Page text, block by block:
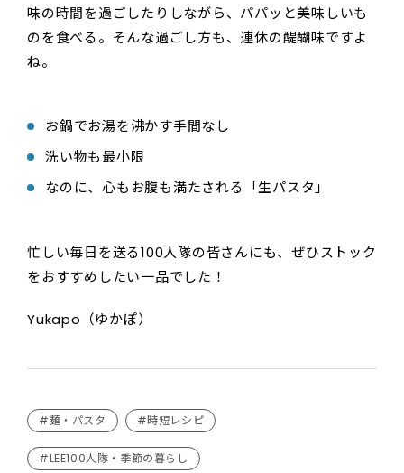
味の時間を過ごしたりしながら、パパッと美味しいも
のを食べる。そんな過ごし方も、連休の醍醐味ですよ
ね。
お鍋でお湯を沸かす手間なし
洗い物も最小限
なのに、心もお腹も満たされる「生パスタ」
忙しい毎日を送る100人隊の皆さんにも、ぜひストック
をおすすめしたい一品でした！
Yukapo（ゆかぽ）
#麺・パスタ #時短レシピ
#LEE100人隊・季節の暮らし